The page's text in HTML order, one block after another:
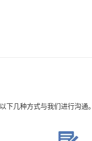
下几种方式与我们进行沟通。